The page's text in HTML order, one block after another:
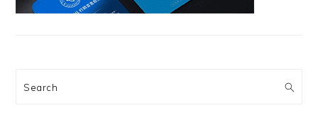
Search